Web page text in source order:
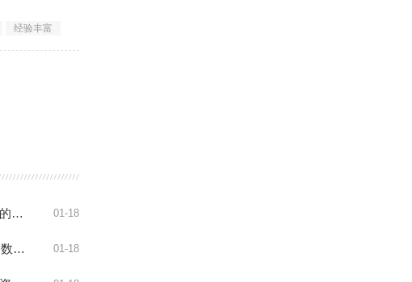
经验丰富
外商投资维权痛点分析：昆山最厉害的外商投资律师如何破局？ 01-18
2026年昆山外商投资律师推荐排行：数据解读谁是真正的专家 01-18